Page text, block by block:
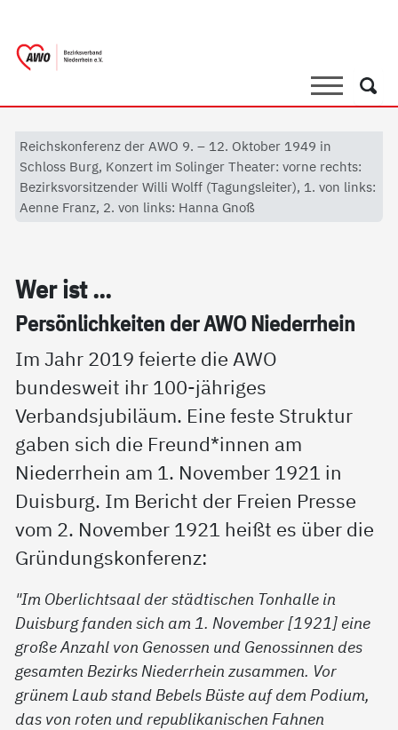
SucheSuche
Reichskonferenz der AWO 9. – 12. Oktober 1949 in
Schloss Burg, Konzert im Solinger Theater: vorne rechts:
Bezirksvorsitzender Willi Wolff (Tagungsleiter), 1. von links:
Aenne Franz, 2. von links: Hanna Gnoß
Wer ist ...
Per­sön­lich­kei­ten der AWO Nie­der­r­hein
Im Jahr 2019 feierte die AWO
bundesweit ihr 100-jähriges
Verbandsjubiläum. Eine feste Struktur
gaben sich die Freund*innen am
Niederrhein am 1. November 1921 in
Duisburg. Im Bericht der Freien Presse
vom 2. November 1921 heißt es über die
Gründungskonferenz:
"Im Oberlichtsaal der städtischen Tonhalle in
Duisburg fanden sich am 1. November [1921] eine
große Anzahl von Genossen und Genossinnen des
gesamten Bezirks Niederrhein zusammen. Vor
grünem Laub stand Bebels Büste auf dem Podium,
das von roten und republikanischen Fahnen